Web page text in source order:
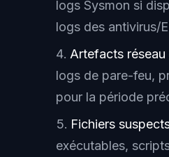
logs Sysmon si
logs des antivirus/
Artefacts réseau
logs de pare-feu,
pour la période
Fichiers
exécutables,